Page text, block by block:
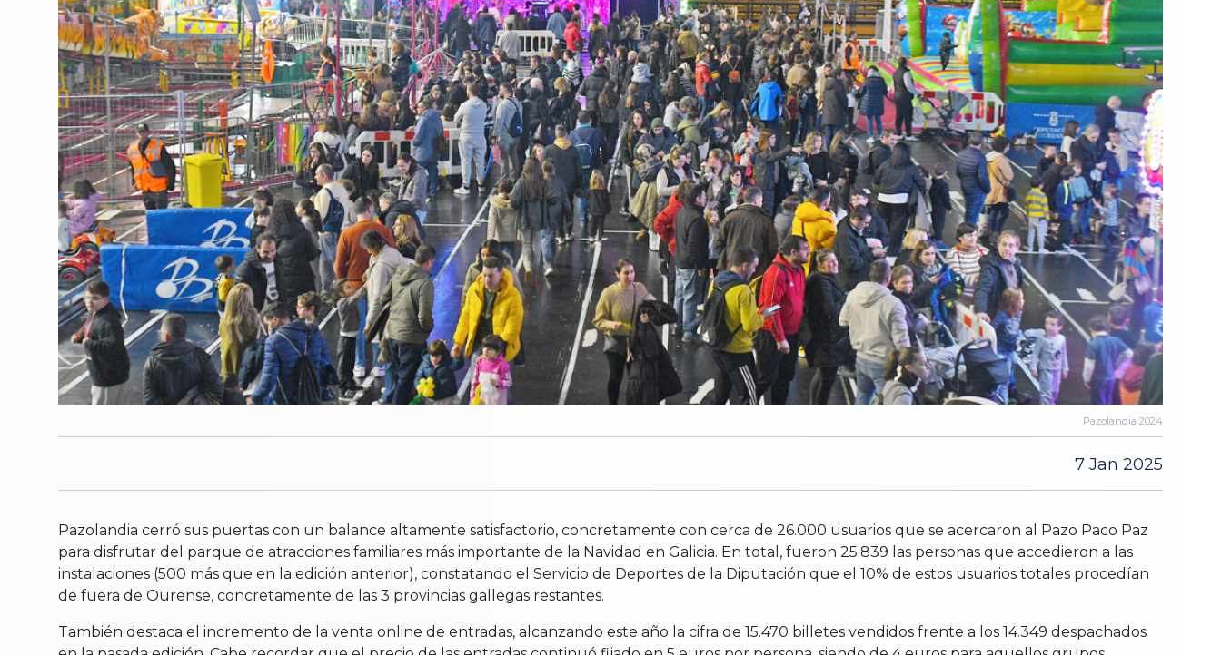
Pazolandia 2024
7 Jan 2025
Pazolandia cerró sus puertas con un balance altamente satisfactorio, concretamente con cerca de 26.000 usuarios que se acercaron al Pazo Paco Paz
para disfrutar del parque de atracciones familiares más importante de la Navidad en Galicia. En total, fueron 25.839 las personas que accedieron a las
instalaciones (500 más que en la edición anterior), constatando el Servicio de Deportes de la Diputación que el 10% de estos usuarios totales procedían
de fuera de Ourense, concretamente de las 3 provincias gallegas restantes.
También destaca el incremento de la venta online de entradas, alcanzando este año la cifra de 15.470 billetes vendidos frente a los 14.349 despachados